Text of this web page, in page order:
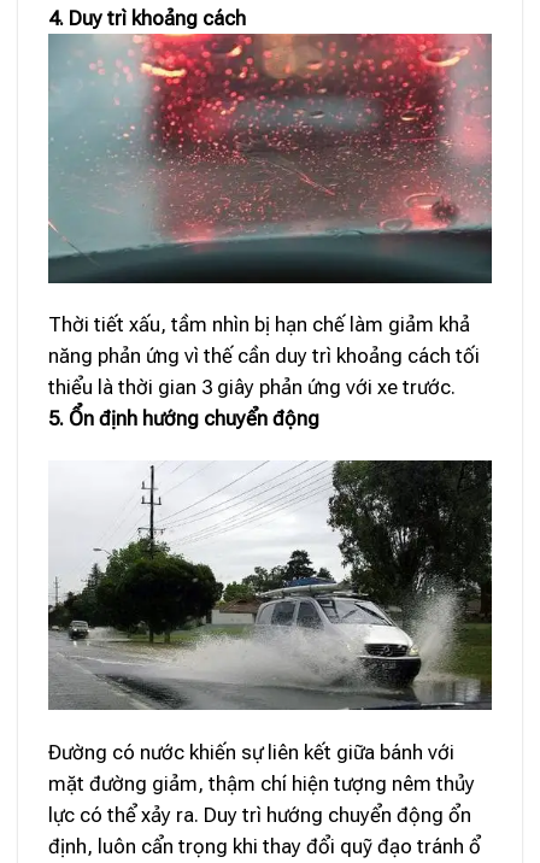
4. Duy trì khoảng cách
Thời tiết xấu, tầm nhìn bị hạn chế làm giảm khả
năng phản ứng vì thế cần duy trì khoảng cách tối
thiểu là thời gian 3 giây phản ứng với xe trước.
5. Ổn định hướng chuyển động
Đường có nước khiến sự liên kết giữa bánh với
mặt đường giảm, thậm chí hiện tượng nêm thủy
lực có thể xảy ra. Duy trì hướng chuyển động ổn
định, luôn cẩn trọng khi thay đổi quỹ đạo tránh ổ